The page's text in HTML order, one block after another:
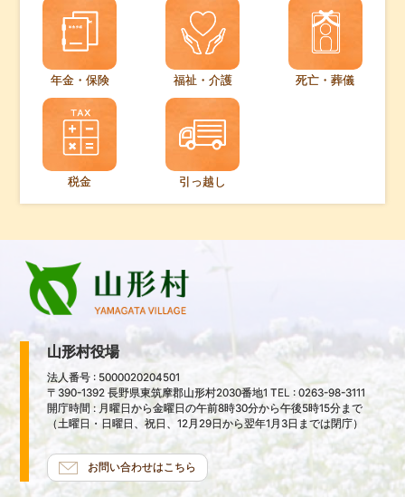
年金・保険 福祉・介護 死亡・葬儀
税金 引っ越し
山形村役場
法人番号 : 5000020204501
〒390-1392 長野県東筑摩郡山形村2030番地1 TEL : 0263-98-3111
開庁時間 : 月曜日から金曜日の午前8時30分から午後5時15分まで
（土曜日・日曜日、祝日、12月29日から翌年1月3日までは閉庁）
お問い合わせはこちら